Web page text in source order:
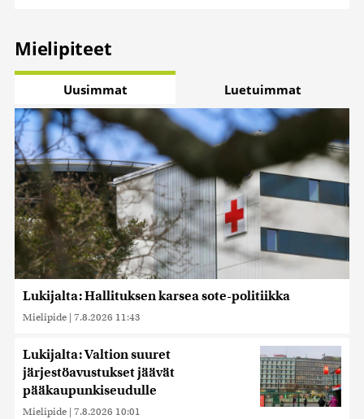
Mielipiteet
Uusimmat Luetuimmat
Lukijalta: Hallituksen karsea sote-politiikka
Mielipide | 7.8.2026 11:43
Lukijalta: Valtion suuret
järjestöavustukset jäävät
pääkaupunkiseudulle
Mielipide | 7.8.2026 10:01